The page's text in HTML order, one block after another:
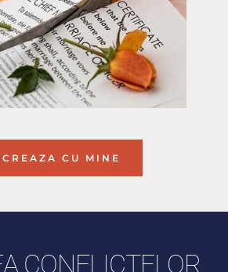
CU MINE
CONFLICTELOR